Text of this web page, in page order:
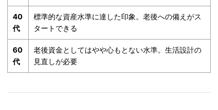
40
代
標準的な資産水準に達した印象。老後への備えがス
タートできる
60
代
老後資金としてはやや心もとない水準。生活設計の
見直しが必要